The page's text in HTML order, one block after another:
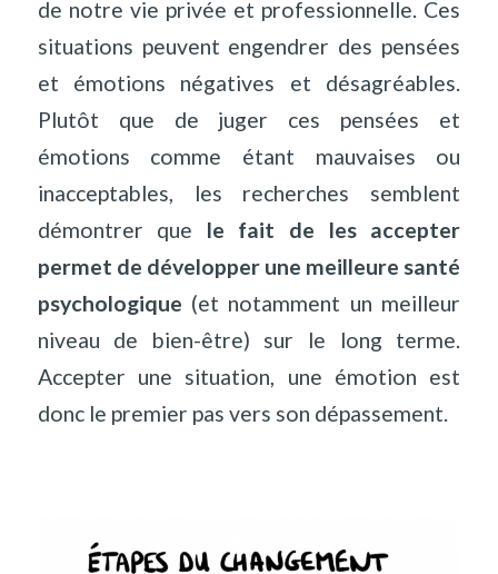
de notre vie privée et professionnelle. Ces
situations peuvent engendrer des pensées
et émotions négatives et désagréables.
Plutôt que de juger ces pensées et
émotions comme étant mauvaises ou
inacceptables, les recherches semblent
démontrer que le fait de les accepter
permet de développer une meilleure santé
psychologique (et notamment un meilleur
niveau de bien-être) sur le long terme.
Accepter une situation, une émotion est
donc le premier pas vers son dépassement.